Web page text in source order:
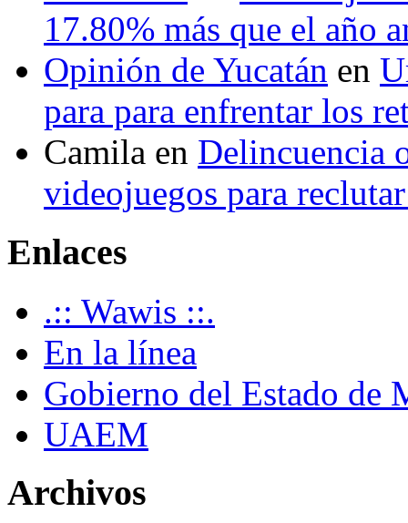
17.80% más que el año
Opinión de Yucatán en
para para enfrentar los
Camila en Delincuencia
videojuegos para
Enlaces
.:: Wawis ::.
En la línea
Gobierno del Estado de
UAEM
Archivos